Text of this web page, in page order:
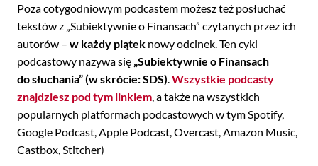
Poza cotygodniowym podcastem możesz też posłuchać
tekstów z „Subiektywnie o Finansach” czytanych przez ich
autorów – w każdy piątek nowy odcinek. Ten cykl
podcastowy nazywa się „Subiektywnie o Finansach
do słuchania” (w skrócie: SDS).Wszystkie podcasty
znajdziesz pod tym linkiem, a także na wszystkich
popularnych platformach podcastowych w tym Spotify,
Google Podcast, Apple Podcast, Overcast, Amazon Music,
Castbox, Stitcher)